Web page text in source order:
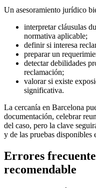
Un asesoramiento jurídico
interpretar cláusulas
normativa aplicable;
definir si interesa
preparar un
detectar debilidades
reclamación;
valorar si existe
significativa.
La cercanía en Barcelona
documentación, celebrar
del caso, pero la clave
y de las pruebas disponibles
Errores
recomendable